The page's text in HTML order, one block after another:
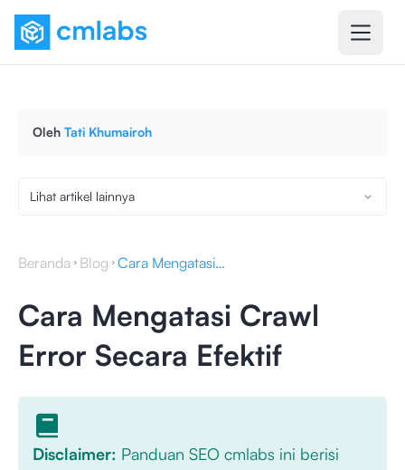
Oleh Tati Khumairoh
Lihat artikel lainnya
Beranda Blog Cara Mengatasi Crawl Error Secara Efektif
Cara Mengatasi Crawl
Error Secara Efektif
Disclaimer: Panduan SEO cmlabs ini berisi